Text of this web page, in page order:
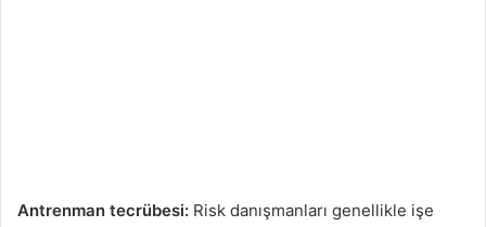
Antrenman tecrübesi: Risk danışmanları genellikle işe